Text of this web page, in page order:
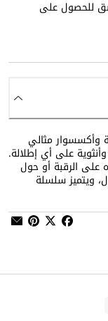
للحصول على
وأكسسوار مثالي
على أي إطلالة.
على الرقبة أو حول
ويتميز سلسلة